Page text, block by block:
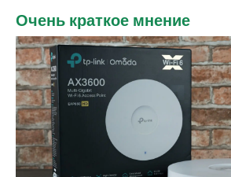
Очень краткое мнение